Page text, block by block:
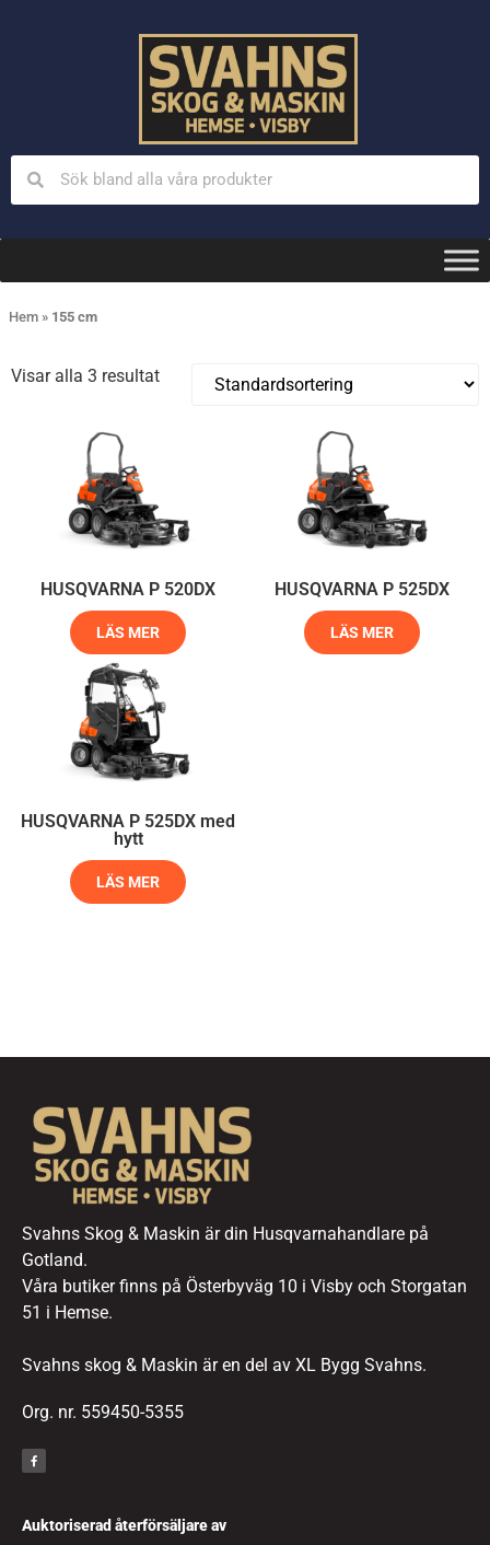
Hem » 155 cm
Visar alla 3 resultat
HUSQVARNA P 520DX
LÄS MER
HUSQVARNA P 525DX
LÄS MER
HUSQVARNA P 525DX med
hytt
LÄS MER
Svahns Skog & Maskin är din Husqvarnahandlare på
Gotland.
Våra butiker finns på Österbyväg 10 i Visby och Storgatan
51 i Hemse.
Svahns skog & Maskin är en del av XL Bygg Svahns.
Org. nr. 559450-5355
Auktoriserad återförsäljare av